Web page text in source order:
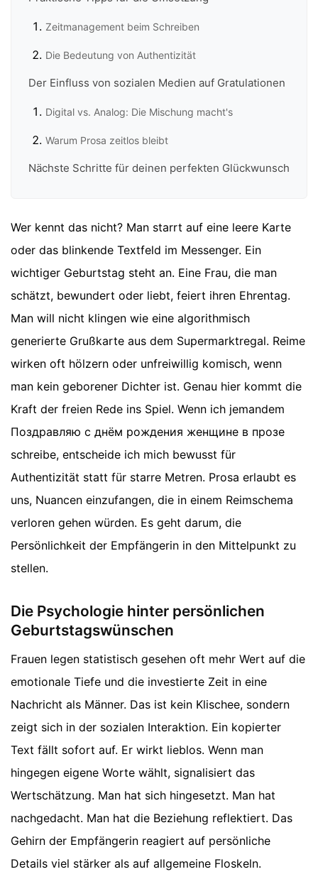
Zeitmanagement beim Schreiben
Die Bedeutung von Authentizität
Der Einfluss von sozialen Medien auf Gratulationen
Digital vs. Analog: Die Mischung macht's
Warum Prosa zeitlos bleibt
Nächste Schritte für deinen perfekten Glückwunsch
Wer kennt das nicht? Man starrt auf eine leere Karte
oder das blinkende Textfeld im Messenger. Ein
wichtiger Geburtstag steht an. Eine Frau, die man
schätzt, bewundert oder liebt, feiert ihren Ehrentag.
Man will nicht klingen wie eine algorithmisch
generierte Grußkarte aus dem Supermarktregal. Reime
wirken oft hölzern oder unfreiwillig komisch, wenn
man kein geborener Dichter ist. Genau hier kommt die
Kraft der freien Rede ins Spiel. Wenn ich jemandem
Поздравляю с днём рождения женщине в прозе
schreibe, entscheide ich mich bewusst für
Authentizität statt für starre Metren. Prosa erlaubt es
uns, Nuancen einzufangen, die in einem Reimschema
verloren gehen würden. Es geht darum, die
Persönlichkeit der Empfängerin in den Mittelpunkt zu
stellen.
Die Psychologie hinter persönlichen
Geburtstagswünschen
Frauen legen statistisch gesehen oft mehr Wert auf die
emotionale Tiefe und die investierte Zeit in eine
Nachricht als Männer. Das ist kein Klischee, sondern
zeigt sich in der sozialen Interaktion. Ein kopierter
Text fällt sofort auf. Er wirkt lieblos. Wenn man
hingegen eigene Worte wählt, signalisiert das
Wertschätzung. Man hat sich hingesetzt. Man hat
nachgedacht. Man hat die Beziehung reflektiert. Das
Gehirn der Empfängerin reagiert auf persönliche
Details viel stärker als auf allgemeine Floskeln.